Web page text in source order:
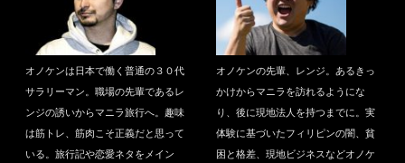
オノケンは日本で働く普通の３０代
サラリーマン。職場の先輩であるレ
ンジの誘いからマニラ旅行へ。趣味
は筋トレ、筋肉こそ正義だと思って
いる。旅行記や恋愛ネタをメイン
オノケンの先輩、レンジ。あるきっ
かけからマニラを訪れるようにな
り、後に現地法人を持つまでに。実
体験に基づいたフィリピンの闇、貧
困と格差、現地ビジネスなどオノケ